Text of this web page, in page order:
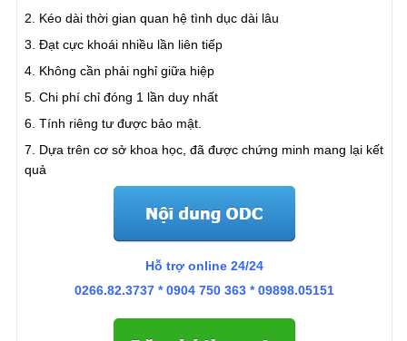
Khi biết tới ODC tôi đã nghĩ nếu tham gia thì
sẽ rất xấu hổ. Tuy nhiên thực sự vấn đề này đã kéo
dài quá lâu và tôi thực sự không có nhiều lựa chọn.
Sau khi tham gia ODC tôi đã thấy mình may mắn khi
quyết định tham gia chương trình. Hiện giờ tôi đã kết
thúc 30 ngày và đã có thể kiểm soát việc xuất theo ý
muốn. ”
“Tôi đã làm được điều mà tôi đã từng cảm thấy tuyệt
không phải ngườixuất tinh quá sớm
thể kéo dài 15-20 phút, nhưng như vậy không đủ để
2. Kéo dài thời gian quan hệ tình dục dài lâu
3. Đạt cực khoái nhiều lần liên tiếp
4. Không cần phải nghỉ giữa hiệp
5. Chi phí chỉ đóng 1 lần duy nhất
6. Tính riêng tư được bảo mật.
7. Dựa trên cơ sở khoa học, đã được chứng minh mang lại kết
quả
Hỗ trợ online 24/24
0266.82.3737 * 0904 750 363 * 09898.05151